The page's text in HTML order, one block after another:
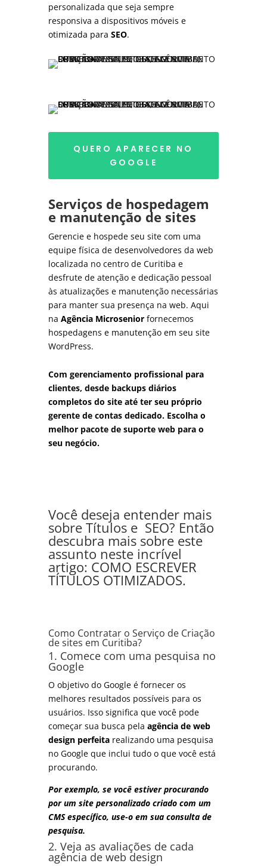
personalizada que seja sempre
responsiva a dispositivos móveis e
otimizada para SEO.
QUERO APARECER NO
GOOGLE
Serviços de hospedagem
e manutenção de sites
Gerencie e hospede seu site com uma
equipe física de desenvolvedores da web
localizada no centro de Curitiba e
desfrute de atenção e dedicação pessoal
às atualizações e manutenção necessárias
para manter sua presença na web. Aqui
na Agência Microseniorfornecemos
hospedagens e manutenção em seu site
WordPress.
Com gerenciamento profissional para
clientes, desde backups diários
completos do site até ter seu próprio
gerente de contas dedicado. Escolha o
melhor pacote de suporte web para o
seu negócio.
Você deseja entender mais
sobre Títulos e SEO? Então
descubra mais sobre este
assunto neste incrível
artigo: COMO ESCREVER
TÍTULOS OTIMIZADOS.
Como Contratar o Serviço de Criação
de sites em Curitiba?
1. Comece com uma pesquisa no
Google
O objetivo do Google é fornecer os
melhores resultados possíveis para os
usuários. Isso significa que você pode
começar sua busca pela agência de web
design perfeitarealizando uma pesquisa
no Google que inclui tudo o que você está
procurando.
Por exemplo, se você estiver procurando
por um site personalizado criado com um
CMS específico, use-o em sua consulta de
pesquisa.
2. Veja as avaliações de cada
agência de web design